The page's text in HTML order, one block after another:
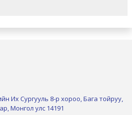
Их Сургууль 8-р хороо, Бага тойруу,
Монгол улс 14191